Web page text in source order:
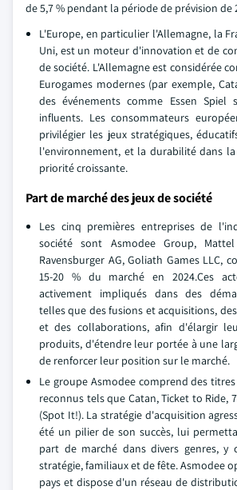
de 5,7 % pendant la période de prévision de
L'Europe, en particulier l'Allemagne, la
Uni, est un moteur d'innovation et de
de société. L'Allemagne est considérée
Eurogames modernes (par exemple,
des événements comme Essen Spiel
influents. Les consommateurs
privilégier les jeux stratégiques,
l'environnement, et la durabilité dans
priorité croissante.
Part de marché des jeux de société
Les cinq premières entreprises de
société sont Asmodee Group,
Ravensburger AG, Goliath Games LLC,
15-20 % du marché en 2024.Ces
activement impliqués dans des
telles que des fusions et acquisitions,
et des collaborations, afin d'élargir
produits, d'étendre leur portée à une
de renforcer leur position sur le marché.
Le groupe Asmodee comprend des
reconnus tels que Catan, Ticket to Ride,
(Spot It!). La stratégie d'acquisition
été un pilier de son succès, lui
part de marché dans divers genres, y
stratégie, familiaux et de fête. Asmodee
pays et dispose d'un réseau de